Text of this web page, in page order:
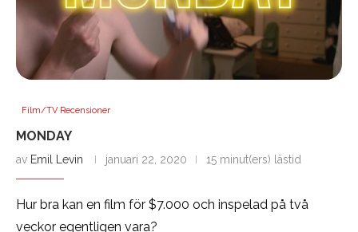
Film/TV Recensioner
MONDAY
av Emil Levin januari 22, 2020 15 minut(ers) lästid
Hur bra kan en film för $7.000 och inspelad på två
veckor egentligen vara?